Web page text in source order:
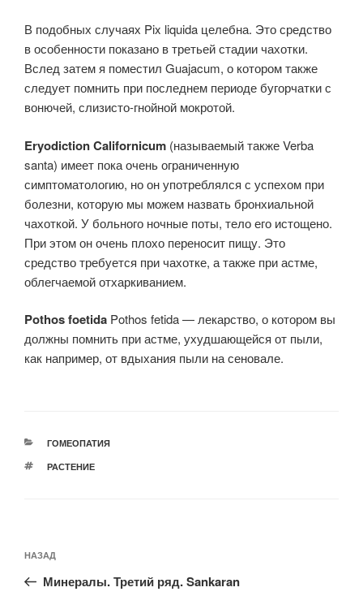
В подобных случаях Pix liquida целебна. Это средство
в особенности показано в третьей стадии чахотки.
Вслед затем я поместил Guajacum, о котором также
следует помнить при последнем периоде бугорчатки с
вонючей, слизисто-гнойной мокротой.
Eryodiction Californicum (называемый также Verba
santa) имеет пока очень ограниченную
симптоматологию, но он употреблялся с успехом при
болезни, которую мы можем назвать бронхиальной
чахоткой. У больного ночные поты, тело его истощено.
При этом он очень плохо переносит пищу. Это
средство требуется при чахотке, а также при астме,
облегчаемой отхаркиванием.
Pothos foetida Pothos fetida — лекарство, о котором вы
должны помнить при астме, ухудшающейся от пыли,
как например, от вдыхания пыли на сеновале.
РУБРИКИ
ГОМЕОПАТИЯ
МЕТКИ
РАСТЕНИЕ
по
записям
Предыдущая
запись:
НАЗАД
Минералы. Третий ряд. Sankaran